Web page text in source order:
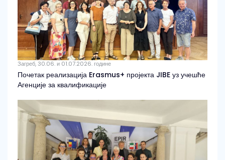
Загреб, 30.06. и 01.07.2026. године
Почетак реализација Erasmus+ пројекта JIBE уз учешће
Агенције за квалификације